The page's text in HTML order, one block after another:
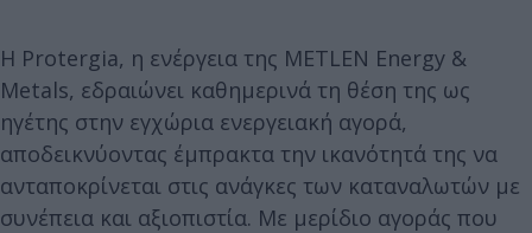
Η Protergia, η ενέργεια της METLEN Energy &
Metals, εδραιώνει καθημερινά τη θέση της ως
ηγέτης στην εγχώρια ενεργειακή αγορά,
αποδεικνύοντας έμπρακτα την ικανότητά της να
ανταποκρίνεται στις ανάγκες των καταναλωτών με
συνέπεια και αξιοπιστία. Με μερίδιο αγοράς που